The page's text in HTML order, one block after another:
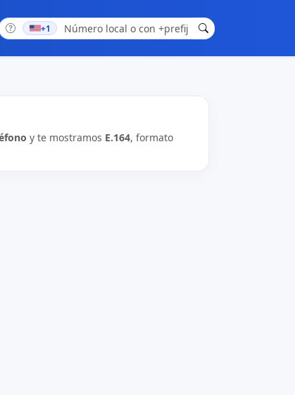
+1
y te mostramos E.164, formato